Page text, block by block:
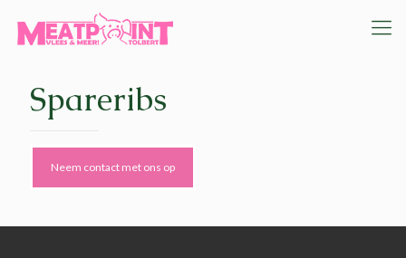
Spareribs
Neem contact met ons op